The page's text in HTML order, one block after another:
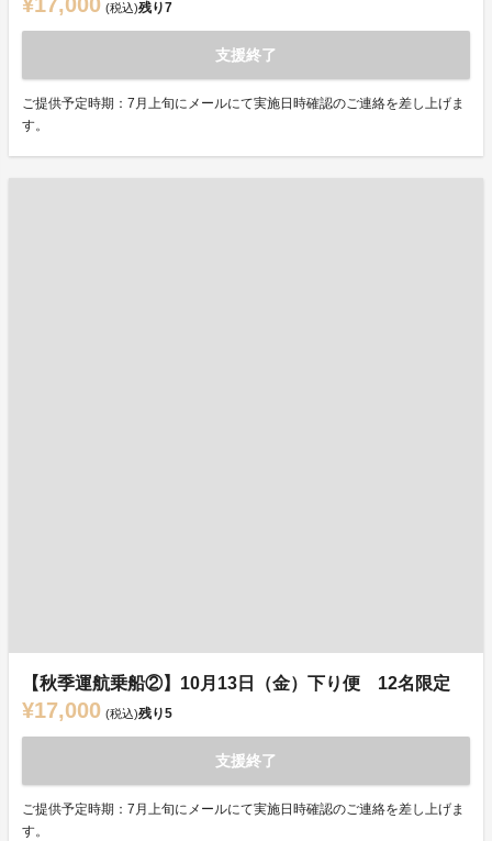
¥17,000 (税込)残り7
支援終了
ご提供予定時期：7月上旬にメールにて実施日時確認のご連絡を差し上げま
す。
【秋季運航乗船②】10月13日（金）下り便 12名限定
¥17,000 (税込)残り5
支援終了
ご提供予定時期：7月上旬にメールにて実施日時確認のご連絡を差し上げま
す。